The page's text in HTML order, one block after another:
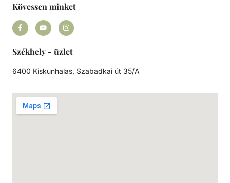
Kövessen minket
Székhely - üzlet
6400 Kiskunhalas, Szabadkai út 35/A